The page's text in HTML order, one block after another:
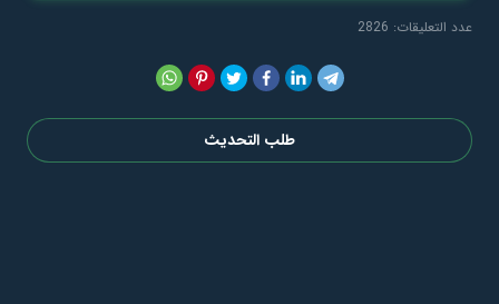
عدد التعليقات: 2826
طلب التحديث